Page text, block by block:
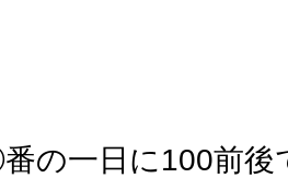
の一日に100前後